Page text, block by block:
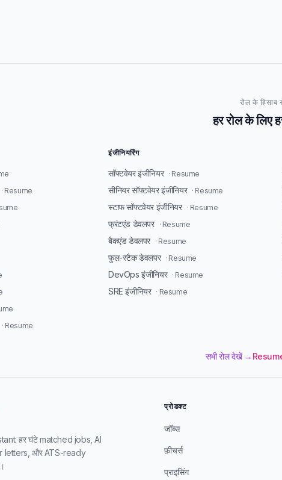
रोल के हिसाब
हर रोल के लिए
· Resume
· Resume
इंजीनियरिंग
सॉफ्टवेयर इंजीनियर · Resume
सीनियर सॉफ्टवेयर इंजीनियर · Resume
स्टाफ सॉफ्टवेयर इंजीनियर · Resume
फ्रंटएंड डेवलपर · Resume
बैकएंड डेवलपर · Resume
फुल-स्टैक डेवलपर · Resume
DevOps इंजीनियर · Resume
SRE इंजीनियर · Resume
सभी रोल देखें →
हर घंटे matched jobs, AI
letters, और ATS-ready
प्रोडक्ट
जॉब्स
फ़ीचर्स
प्राइसिंग